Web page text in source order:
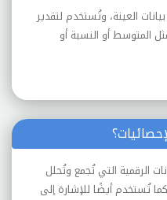
العينة، وتُستخدم لتقدير
المتوسط أو النسبة أو
الرقمية التي تُجمع وتُحلل
تُستخدم أيضًا للإشارة إلى